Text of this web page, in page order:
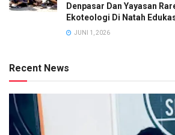
Denpasar Dan Yayasan
Ekoteologi Di Natah
JUNI 1, 2026
Recent News